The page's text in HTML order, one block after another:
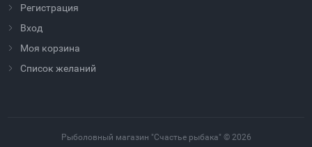
Регистрация
Вход
Моя корзина
Cписок желаний
Рыболовный магазин "Счастье рыбака" © 2026